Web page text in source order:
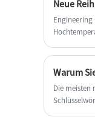
Neue
Warum
Die meisten